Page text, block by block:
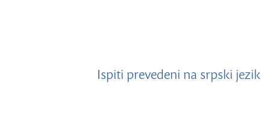
Ispiti prevedeni na srpski jezik